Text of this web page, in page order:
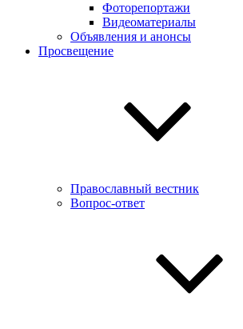
Фоторепортажи
Видеоматериалы
Объявления и анонсы
Просвещение
Православный вестник
Вопрос-ответ